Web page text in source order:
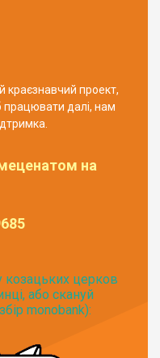
краєзнавчий проект,
працювати далі, нам
на
козацьких церков
або скануй
monobank):